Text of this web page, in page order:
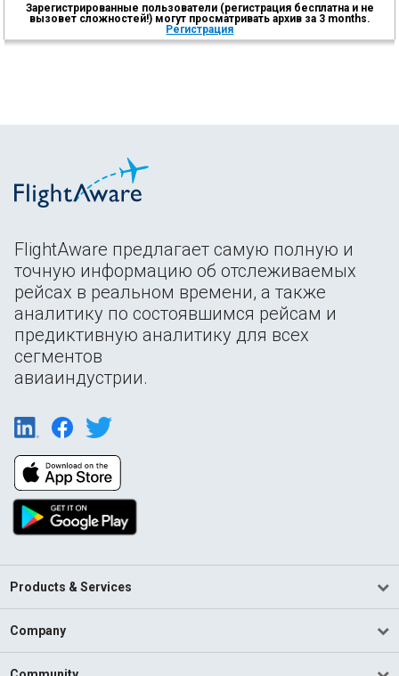
Зарегистрированные пользователи (регистрация бесплатна и не
вызовет сложностей!) могут просматривать архив за 3 months.
Регистрация
FlightAware предлагает самую полную и
точную информацию об отслеживаемых
рейсах в реальном времени, а также
аналитику по состоявшимся рейсам и
предиктивную аналитику для всех
сегментов
авиаиндустрии.
Products & Services
Company